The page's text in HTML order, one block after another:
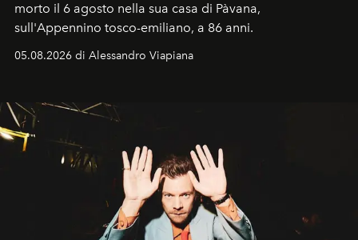
morto il 6 agosto nella sua casa di Pàvana,
sull'Appennino tosco-emiliano, a 86 anni.
05.08.2026 di Alessandro Viapiana